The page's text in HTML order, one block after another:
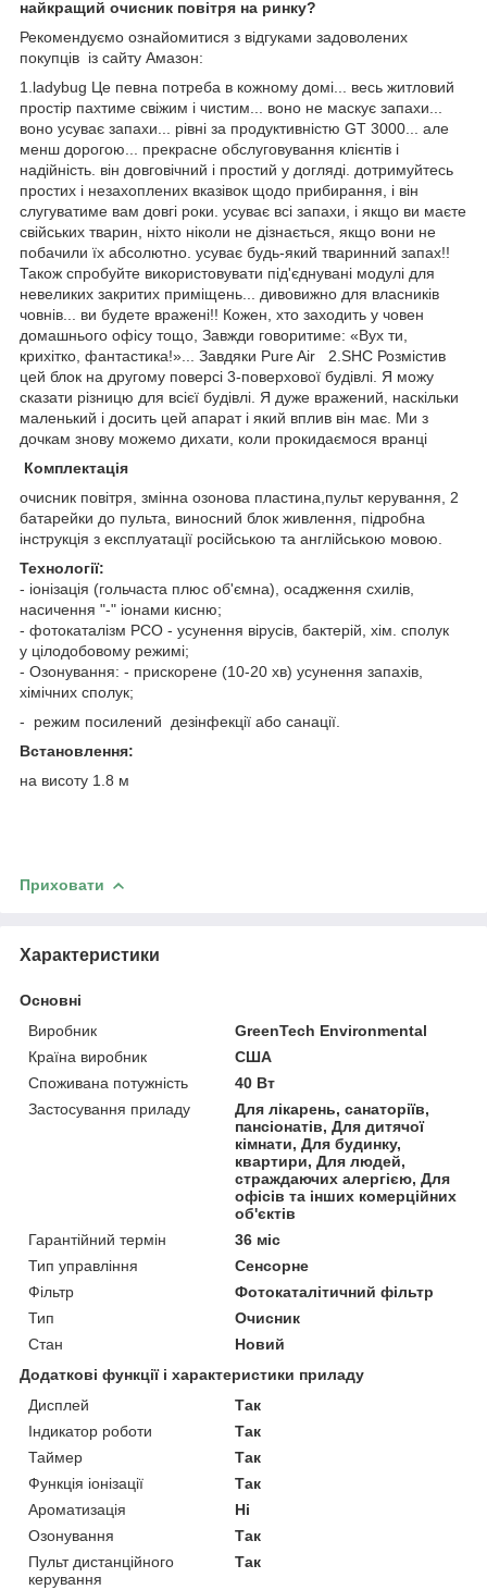
найкращий очисник повітря на ринку?
Рекомендуємо ознайомитися з відгуками задоволених
покупців із сайту Амазон:
1 .ladybug Це певна потреба в кожному домі... весь житловий
простір пахтиме свіжим і чистим... воно не маскує запахи...
воно усуває запахи... рівні за продуктивністю GT 3000... але
менш дорогою... прекрасне обслуговування клієнтів і
надійність. він довговічний і простий у догляді. дотримуйтесь
простих і незахоплених вказівок щодо прибирання, і він
слугуватиме вам довгі роки. усуває всі запахи, і якщо ви маєте
свійських тварин, ніхто ніколи не дізнається, якщо вони не
побачили їх абсолютно. усуває будь-який тваринний запах!!
Також спробуйте використовувати під'єднувані модулі для
невеликих закритих приміщень... дивовижно для власників
човнів... ви будете вражені!! Кожен, хто заходить у човен
домашнього офісу тощо, Завжди говоритиме: «Вух ти,
крихітко, фантастика!»... Завдяки Pure Air
2.SHC Розмістив
цей блок на другому поверсі 3-поверхової будівлі. Я можу
сказати різницю для всієї будівлі. Я дуже вражений, наскільки
маленький і досить цей апарат і який вплив він має. Ми з
дочкам знову можемо дихати, коли прокидаємося вранці
Комплектація
очисник повітря, змінна озонова пластина,пульт керування, 2
батарейки до пульта, виносний блок живлення, підробна
інструкція з експлуатації російською та англійською мовою.
Технології:
- іонізація (гольчаста плюс об'ємна), осадження схилів,
насичення "-" іонами кисню;
- фотокаталізм PCO - усунення вірусів, бактерій, хім. сполук
у цілодобовому режимі;
- Озонування: - прискорене (10-20 хв) усунення запахів,
хімічних сполук;
- режим посилений дезінфекції або санації.
Встановлення:
на висоту 1.8 м
Приховати
Характеристики
Основні
Виробник
GreenTech Environmental
Країна виробник
США
Споживана потужність
40 Вт
Застосування приладу
Для лікарень, санаторіїв,
пансіонатів, Для дитячої
кімнати, Для будинку,
квартири, Для людей,
страждаючих алергією, Для
офісів та інших комерційних
об'єктів
Гарантійний термін
36 міс
Тип управління
Сенсорне
Фільтр
Фотокаталітичний фільтр
Тип
Очисник
Стан
Новий
Додаткові функції і характеристики приладу
Дисплей
Так
Індикатор роботи
Так
Таймер
Так
Функція іонізації
Так
Ароматизація
Ні
Озонування
Так
Пульт дистанційного
керування
Так